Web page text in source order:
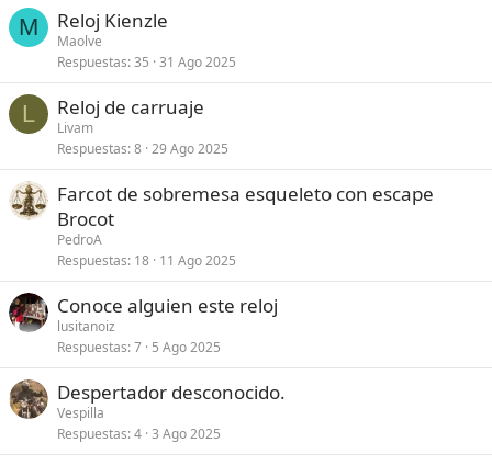
M Reloj Kienzle
Maolve
Respuestas 35 31 Ago 2025
L Reloj de carruaje
Livam
Respuestas 8 29 Ago 2025
Farcot de sobremesa esqueleto con escape
Brocot
PedroA
Respuestas 18 11 Ago 2025
Conoce alguien este reloj
lusitanoiz
Respuestas 7 5 Ago 2025
Despertador desconocido.
Vespilla
Respuestas 4 3 Ago 2025